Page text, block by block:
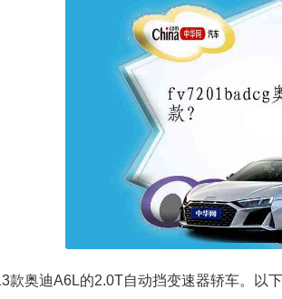
款奥迪A6L的2.0T自动挡变速器轿车。以